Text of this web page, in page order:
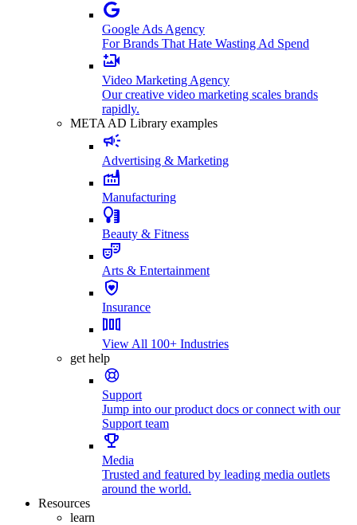
Google Ads Agency
For Brands That Hate Wasting Ad Spend
Video Marketing Agency
Our creative video marketing scales brands
rapidly.
META AD Library examples
Advertising & Marketing
Manufacturing
Beauty & Fitness
Arts & Entertainment
Insurance
View All 100+ Industries
get help
Support
Jump into our product docs or connect with our
Support team
Media
Trusted and featured by leading media outlets
around the world.
Resources
learn